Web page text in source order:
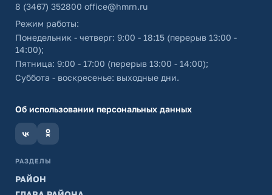
8 (3467) 352800 office@hmrn.ru
Режим работы:
Понедельник - четверг: 9:00 - 18:15 (перерыв 13:00 -
14:00);
Пятница: 9:00 - 17:00 (перерыв 13:00 - 14:00);
Суббота - воскресенье: выходные дни.
Об использовании персональных данных
РАЗДЕЛЫ
РАЙОН